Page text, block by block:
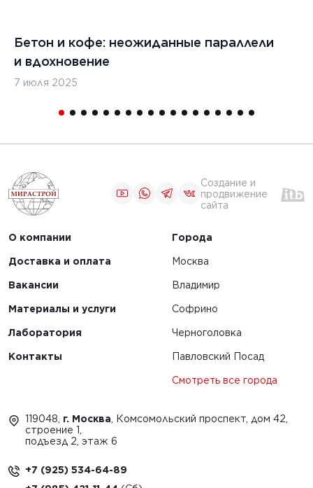
Бетон и кофе: неожиданные параллели
и вдохновение
7 июля 2025
Создание и
продвижение
сайта
О компании
Доставка и оплата
Вакансии
Материалы и услуги
Лаборатория
Контакты
Города
Москва
Владимир
Софрино
Черноголовка
Павловский Посад
Смотреть все города
119048, г. Москва , Комсомольский проспект, дом 42,
строение 1,
подъезд 2, этаж 6
+7 (925) 534-64-89